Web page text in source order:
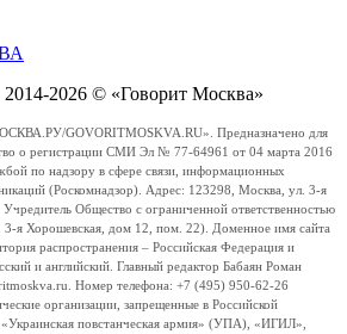
2026 © «Говорит Москва»
GOVORITMOSKVA.RU». Предназначено для
о регистрации СМИ Эл № 77-64961 от 04 марта 2016
по надзору в сфере связи, информационных
(Роскомнадзор). Адрес: 123298, Москва, ул. 3-я
Общество с ограниченной ответственностью
я Хорошевская, дом 12, пом. 22). Доменное имя сайта
распространения – Российская Федерация и
и английский. Главный редактор Бабаян Роман
Номер телефона: +7 (495) 950-62-26
организации, запрещенные в Российской
повстанческая армия» (УПА), «ИГИЛ»,